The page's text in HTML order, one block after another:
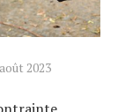
2023